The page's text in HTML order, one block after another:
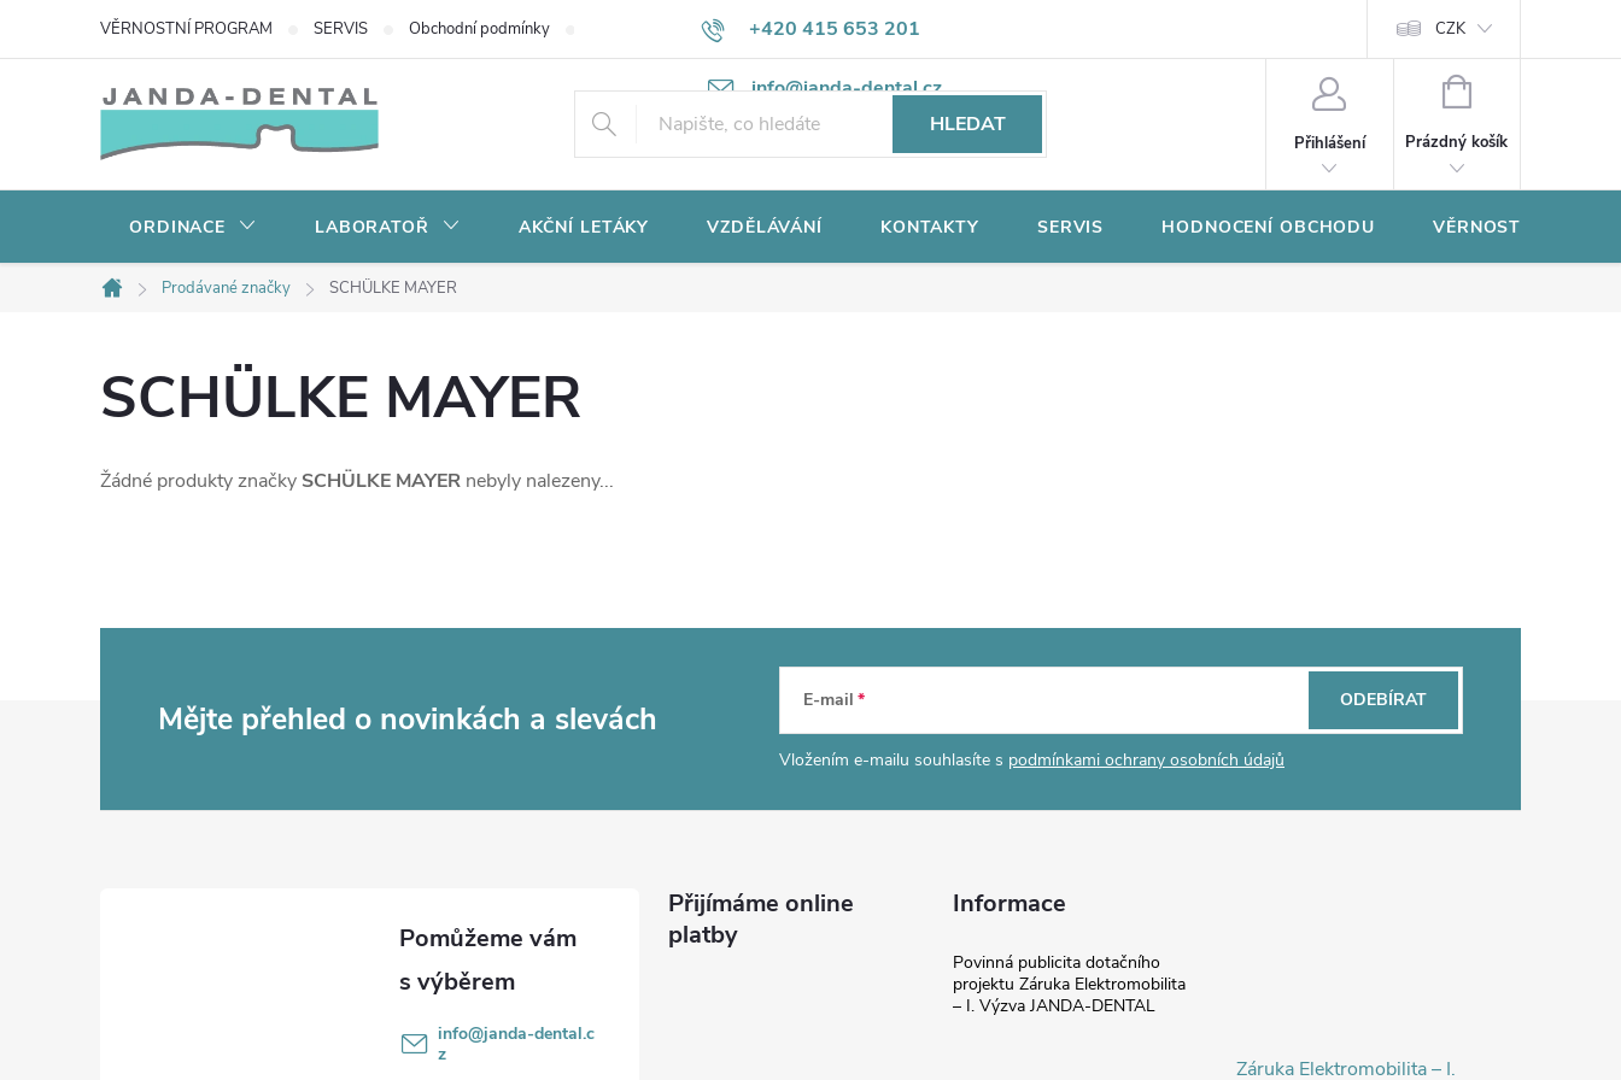
+420 415 653 201
info@janda-dental.cz
VĚRNOSTNÍ PROGRAM SERVIS Obchodní podmínky Potřebujete poradit? Ochrana osobních údajů CZK
HLEDAT
Přihlášení
NÁKUPNÍ
Prázdný košík
ORDINACE LABORATOŘ AKČNÍ LETÁKY VZDĚLÁVÁNÍ KONTAKTY SERVIS HODNOCENÍ OBCHODU VĚRNOSTNÍ
Domů
Prodávané značky SCHÜLKE MAYER
SCHÜLKE MAYER
Žádné produkty značky SCHÜLKE MAYER nebyly nalezeny...
Mějte přehled o novinkách a slevách E-mail
Vložením e-mailu souhlasíte s podmínkami ochrany osobních údajů
ODEBÍRAT
info@janda-dental.c
z
Přijímáme online
platby
Informace
Povinná publicita dotačního
projektu Záruka Elektromobilita
– I. Výzva JANDA-DENTAL
Záruka Elektromobilita – I.